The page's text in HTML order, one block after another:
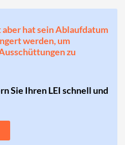
hat sein Ablaufdatum
werden, um
zu
Sie Ihren LEI schnell und